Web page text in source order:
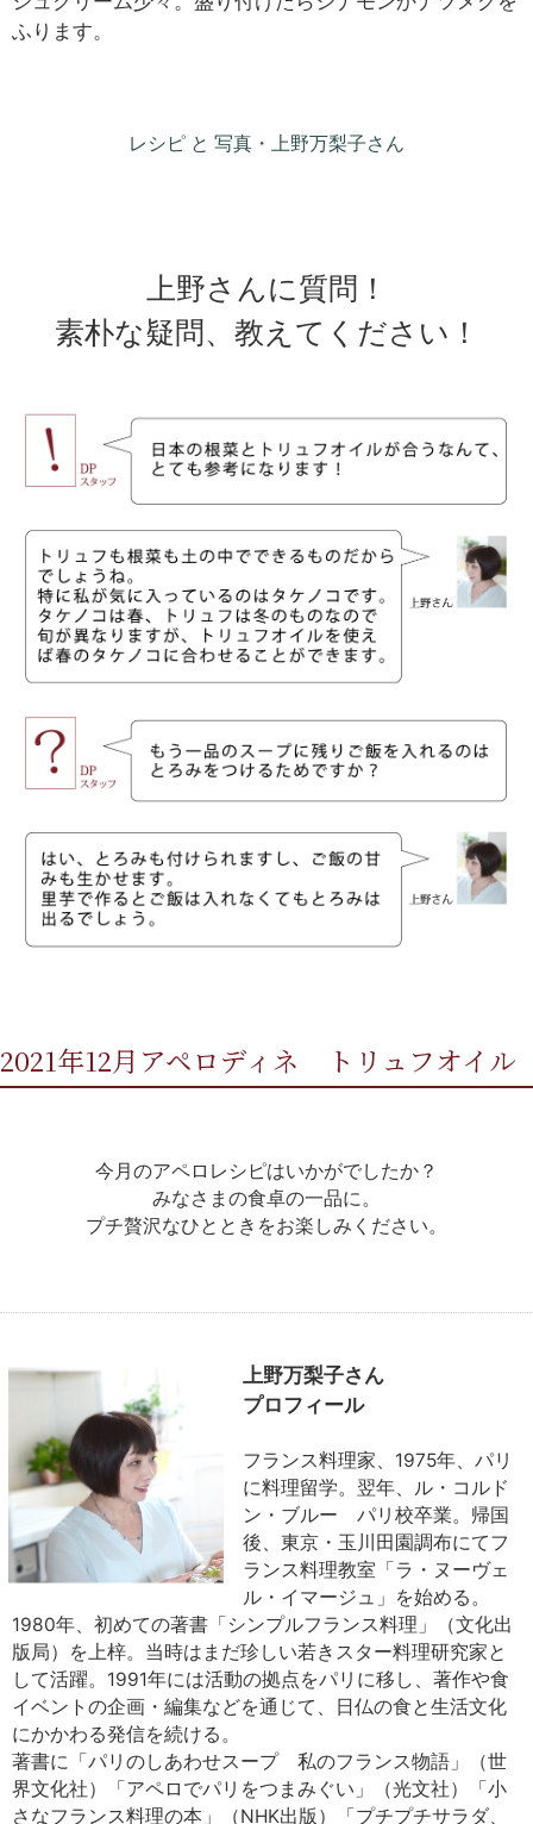
ふります。
レシピ と 写真・上野万梨子さん
上野さんに質問！
素朴な疑問、教えてください！
2021年12月アペロディネ トリュフオイル
今月のアペロレシピはいかがでしたか？
みなさまの食卓の一品に。
プチ贅沢なひとときをお楽しみください。
上野万梨子さん
プロフィール
フランス料理家、1975年、パリ
に料理留学。翌年、ル・コルド
ン・ブルー パリ校卒業。帰国
後、東京・玉川田園調布にてフ
ランス料理教室「ラ・ヌーヴェ
ル・イマージュ」を始める。
1980年、初めての著書「シンプルフランス料理」（文化出
版局）を上梓。当時はまだ珍しい若きスター料理研究家と
して活躍。1991年には活動の拠点をパリに移し、著作や食
イベントの企画・編集などを通じて、日仏の食と生活文化
にかかわる発信を続ける。
著書に「パリのしあわせスープ 私のフランス物語」（世
界文化社）「アペロでパリをつまみぐい」（光文社）「小
さなフランス料理の本」（NHK出版）「プチプチサラダ、